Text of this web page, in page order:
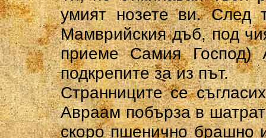
умият нозете ви. След
Мамврийския дъб, под
приеме Самия
подкрепите за из път.
Странниците се
Авраам побърза в
скоро пшенично брашно